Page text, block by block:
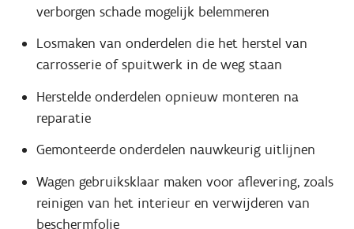
verborgen schade mogelijk belemmeren
Losmaken van onderdelen die het herstel van
carrosserie of spuitwerk in de weg staan
Herstelde onderdelen opnieuw monteren na
reparatie
Gemonteerde onderdelen nauwkeurig uitlijnen
Wagen gebruiksklaar maken voor aflevering, zoals
reinigen van het interieur en verwijderen van
beschermfolie